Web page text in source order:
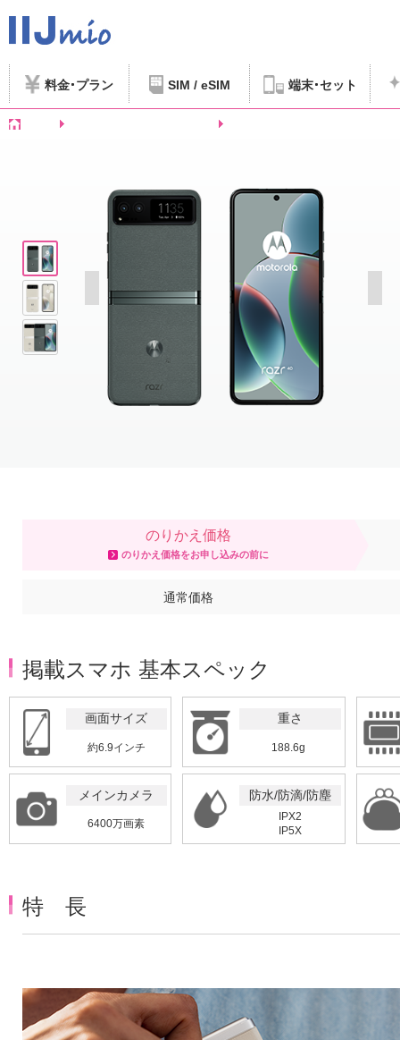
料金 プラン SIM / eSIM 端末 セット
のりかえ価格
のりかえ価格をお申し込みの前に
通常価格
掲載スマホ 基本スペック
画面サイズ
約6.9インチ
重さ
188.6g
メインカメラ
6400万画素
防水/防滴/防塵
IPX2
IP5X
特 長